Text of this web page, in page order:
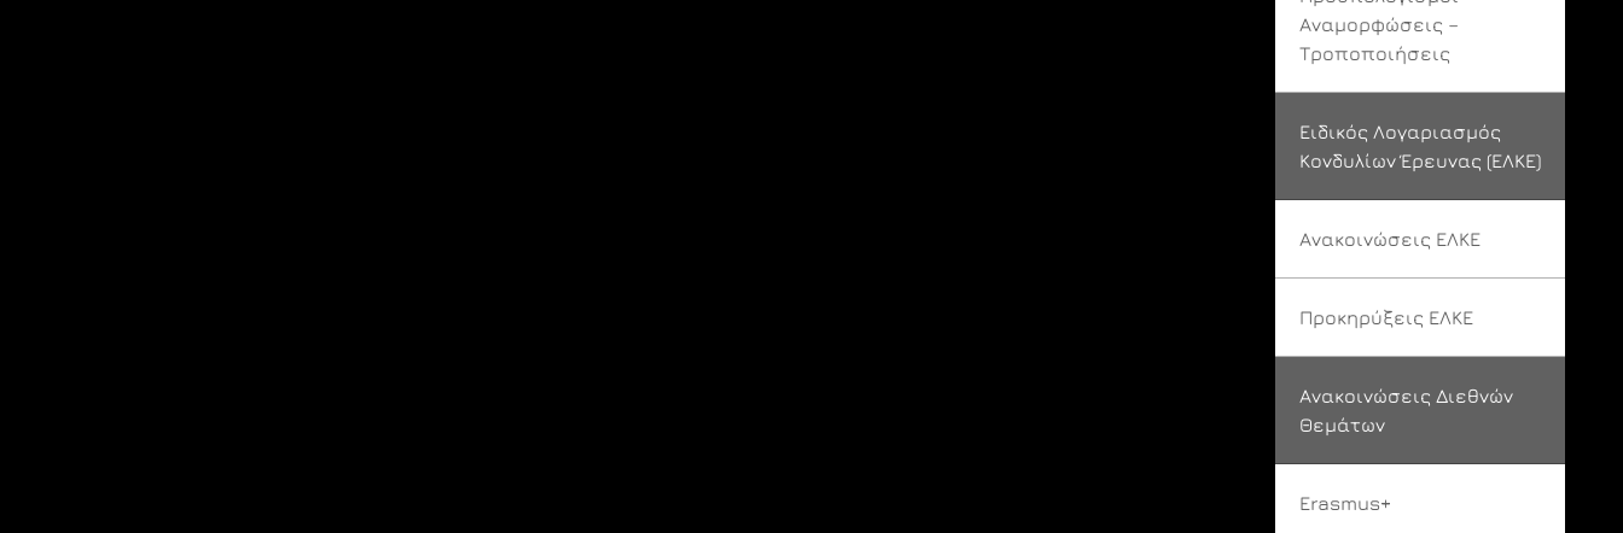
Αναμορφώσεις –
Τροποποιήσεις
Ειδικός Λογαριασμός
Κονδυλίων Έρευνας (ΕΛΚΕ)
Ανακοινώσεις ΕΛΚΕ
Προκηρύξεις ΕΛΚΕ
Ανακοινώσεις Διεθνών
Θεμάτων
Erasmus+